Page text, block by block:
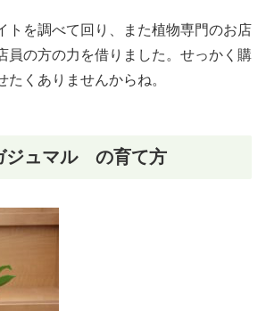
トを調べて回り、また植物専門のお店
員の方の力を借りました。せっかく購
たくありませんからね。
ュマル の育て方